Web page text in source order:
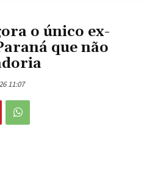
o único ex-
que não
11:07